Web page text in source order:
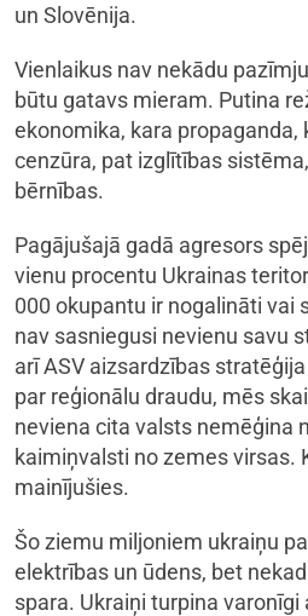
un Slovēnija.
Vienlaikus nav nekādu
būtu gatavs mieram. Putina
ekonomika, kara propaganda,
cenzūra, pat izglītības
bērnības.
Pagājušajā gadā agresors
vienu procentu Ukrainas
000 okupantu ir nogalināti vai
nav sasniegusi nevienu savu
arī ASV aizsardzības
par reģionālu draudu, mēs
neviena cita valsts nemēģina
kaimiņvalsti no zemes virsas.
mainījušies.
Šo ziemu miljoniem ukraiņu
elektrības un ūdens, bet
spara. Ukraiņi turpina